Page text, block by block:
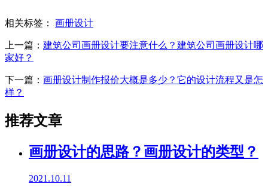
相关标签： 画册设计
上一篇： 建筑公司画册设计要注意什么？建筑公司画册设计哪
家好？
下一篇： 画册设计制作报价大概是多少？它的设计流程又是怎
样？
推荐文章
画册设计的思路？画册设计的类型？
2021.10.11